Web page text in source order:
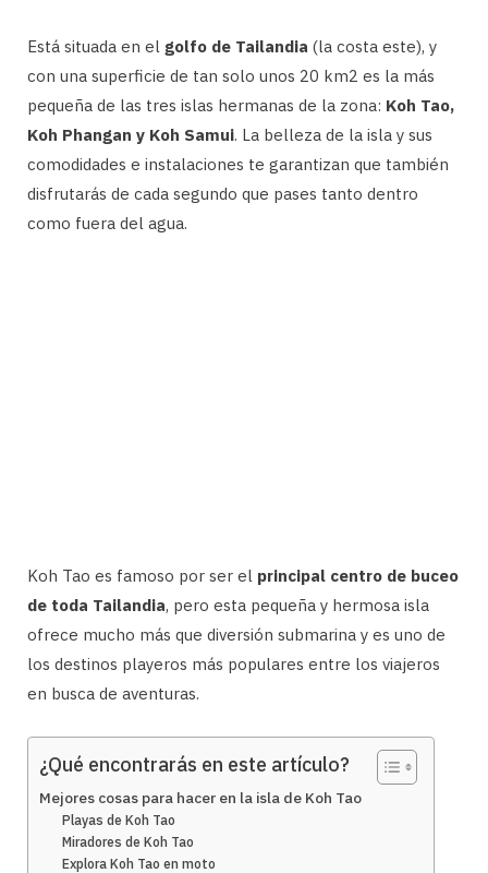
Está situada en el golfo de Tailandia (la costa este), y
con una superficie de tan solo unos 20 km2 es la más
pequeña de las tres islas hermanas de la zona: Koh Tao,
Koh Phangan y Koh Samui. La belleza de la isla y sus
comodidades e instalaciones te garantizan que también
disfrutarás de cada segundo que pases tanto dentro
como fuera del agua.
Koh Tao es famoso por ser el principal centro de buceo
de toda Tailandia, pero esta pequeña y hermosa isla
ofrece mucho más que diversión submarina y es uno de
los destinos playeros más populares entre los viajeros
en busca de aventuras.
¿Qué encontrarás en este artículo?
Mejores cosas para hacer en la isla de Koh Tao
Playas de Koh Tao
Miradores de Koh Tao
Explora Koh Tao en moto